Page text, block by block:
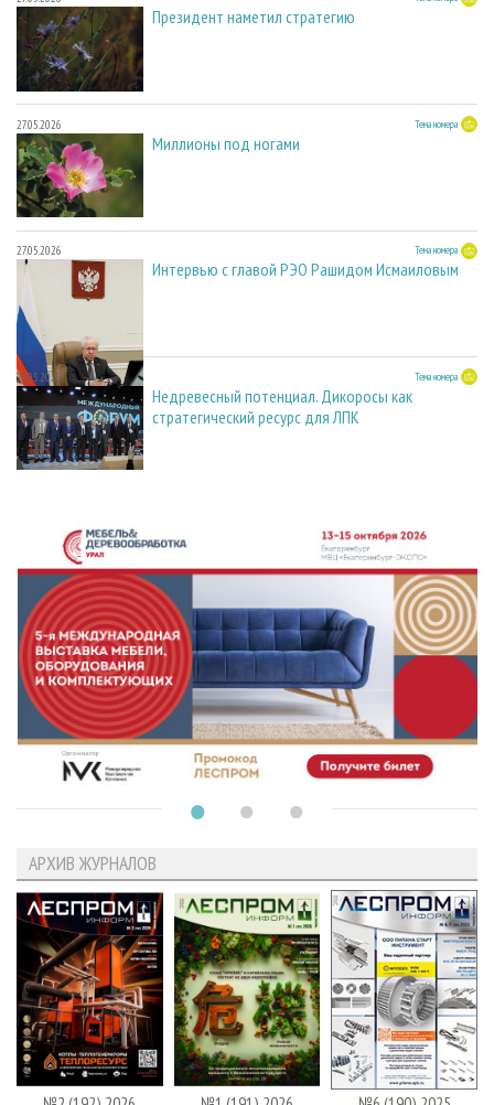
Президент наметил стратегию
27.05.2026 Тема номера
Миллионы под ногами
27.05.2026 Тема номера
Интервью с главой РЭО Рашидом Исмаиловым
27.05.2026 Тема номера
Недревесный потенциал. Дикоросы как
стратегический ресурс для ЛПК
АРХИВ ЖУРНАЛОВ